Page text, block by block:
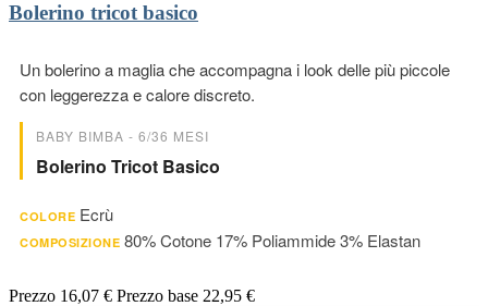
Bolerino tricot basico
Un bolerino a maglia che accompagna i look delle più piccole
con leggerezza e calore discreto.
BABY BIMBA - 6/36 MESI
Bolerino Tricot Basico
COLORE Ecrù
COMPOSIZIONE 80% Cotone 17% Poliammide 3% Elastan
Prezzo 16,07 € Prezzo base 22,95 €